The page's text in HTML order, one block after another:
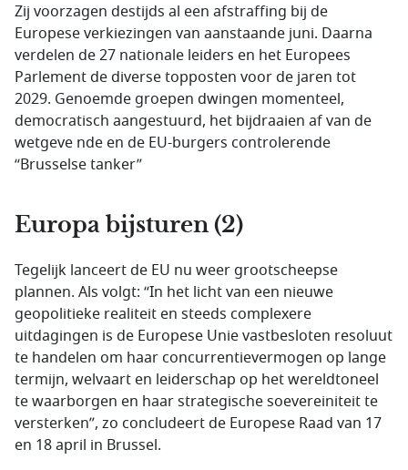
Zij voorzagen destijds al een afstraffing bij de
Europese verkiezingen van aanstaande juni. Daarna
verdelen de 27 nationale leiders en het Europees
Parlement de diverse topposten voor de jaren tot
2029. Genoemde groepen dwingen momenteel,
democratisch aangestuurd, het bijdraaien af van de
wetgeve nde en de EU-burgers controlerende
“Brusselse tanker”
Europa bijsturen (2)
Tegelijk lanceert de EU nu weer grootscheepse
plannen. Als volgt: “In het licht van een nieuwe
geopolitieke realiteit en steeds complexere
uitdagingen is de Europese Unie vastbesloten resoluut
te handelen om haar concurrentievermogen op lange
termijn, welvaart en leiderschap op het wereldtoneel
te waarborgen en haar strategische soevereiniteit te
versterken”, zo concludeert de Europese Raad van 17
en 18 april in Brussel.